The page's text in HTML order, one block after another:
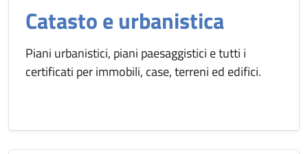
Catasto e urbanistica
Piani urbanistici, piani paesaggistici e tutti i
certificati per immobili, case, terreni ed edifici.